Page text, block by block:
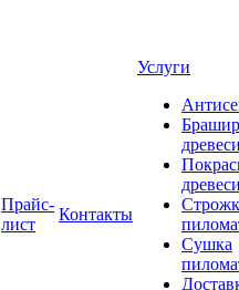
Прайс-
лист
Контакты
Услуги
Сушка